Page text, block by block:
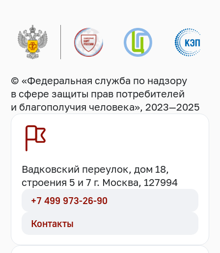
© «Федеральная служба по надзору
в сфере защиты прав потребителей
и благополучия человека», 2023—2025
Вадковский переулок, дом 18,
строения 5 и 7 г. Москва, 127994
+7 499 973-26-90
Контакты